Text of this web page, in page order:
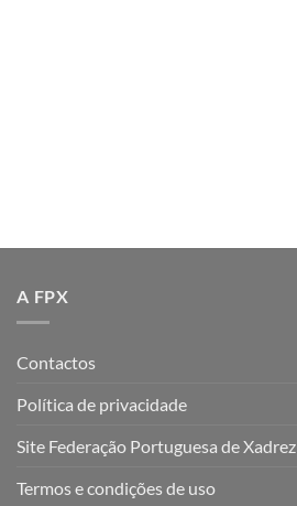
A FPX
Contactos
Política de privacidade
Site Federação Portuguesa de Xadrez
Termos e condições de uso